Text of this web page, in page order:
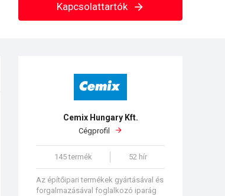
Kapcsolattartók
Cemix Hungary Kft.
Cégprofil
145 termék 52 hír
Az építőipari termékek gyártásával és
forgalmazásával foglalkozó iparág